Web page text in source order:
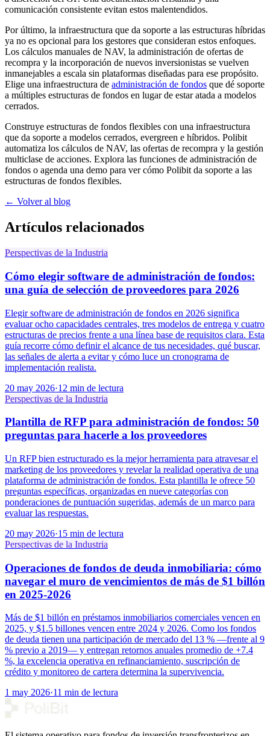
comunicación consistente evitan estos malentendidos.
Por último, la infraestructura que da soporte a las estructuras híbridas
ya no es opcional para los gestores que consideran estos enfoques.
Los cálculos manuales de NAV, la administración de ofertas de
recompra y la incorporación de nuevos inversionistas se vuelven
inmanejables a escala sin plataformas diseñadas para ese propósito.
Elige una infraestructura de administración de fondos que dé soporte
a múltiples estructuras de fondos en lugar de estar atada a modelos
cerrados.
Construye estructuras de fondos flexibles con una infraestructura
que da soporte a modelos cerrados, evergreen e híbridos. Polibit
automatiza los cálculos de NAV, las ofertas de recompra y la gestión
multiclase de acciones. Explora las funciones de administración de
fondos o agenda una demo para ver cómo Polibit da soporte a las
estructuras de fondos flexibles.
← Volver al blog
Artículos relacionados
Perspectivas de la Industria
Cómo elegir software de administración de fondos:
una guía de selección de proveedores para 2026
Elegir software de administración de fondos en 2026 significa
evaluar ocho capacidades centrales, tres modelos de entrega y cuatro
estructuras de precios frente a una línea base de requisitos clara. Esta
guía recorre cómo definir el alcance de tus necesidades, qué buscar,
las señales de alerta a evitar y cómo luce un cronograma de
implementación realista.
20 may 2026·12 min de lectura
Perspectivas de la Industria
Plantilla de RFP para administración de fondos: 50
preguntas para hacerle a los proveedores
Un RFP bien estructurado es la mejor herramienta para atravesar el
marketing de los proveedores y revelar la realidad operativa de una
plataforma de administración de fondos. Esta plantilla le ofrece 50
preguntas específicas, organizadas en nueve categorías con
ponderaciones de puntuación sugeridas, además de un marco para
evaluar las respuestas.
20 may 2026·15 min de lectura
Perspectivas de la Industria
Operaciones de fondos de deuda inmobiliaria: cómo
navegar el muro de vencimientos de más de $1 billón
en 2025-2026
Más de $1 billón en préstamos inmobiliarios comerciales vencen en
2025, y $1.5 billones vencen entre 2024 y 2026. Como los fondos
de deuda tienen una participación de mercado del 13 % —frente al 9
% previo a 2019— y entregan retornos anuales promedio de +7.4
%, la excelencia operativa en refinanciamiento, suscripción de
crédito y monitoreo de cartera determina la supervivencia.
1 may 2026·11 min de lectura